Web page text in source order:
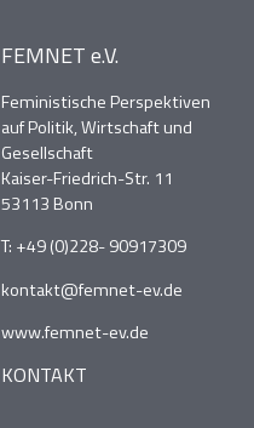
FEMNET e.V.
Feministische Perspektiven
auf Politik, Wirtschaft und
Gesellschaft
Kaiser-Friedrich-Str. 11
53113 Bonn
T: +49 (0)228- 90917309
kontakt@femnet-ev.de
www.femnet-ev.de
KONTAKT